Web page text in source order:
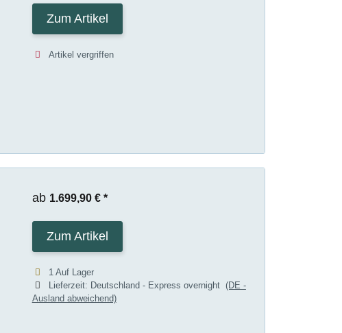
Zum Artikel
Artikel vergriffen
ab 1.699,90 € *
Zum Artikel
1 Auf Lager
Lieferzeit: Deutschland - Express overnight (DE -
Ausland abweichend)